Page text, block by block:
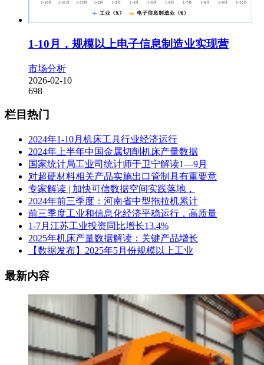
1-10月，规模以上电子信息制造业实现营
市场分析
2026-02-10
698
栏目热门
2024年1-10月机床工具行业经济运行
2024年上半年中国金属切削机床产量数据
国家统计局工业司统计师于卫宁解读1—9月
对超硬材料相关产品实施出口管制具有重要意
专家解读 | 加快可信数据空间实践落地，
2024年前三季度：河南省中型拖拉机累计
前三季度工业和信息化经济平稳运行，高质量
1-7月江苏工业投资同比增长13.4%
2025年机床产量数据解读：关键产品增长
【数据发布】2025年5月份规模以上工业
最新内容